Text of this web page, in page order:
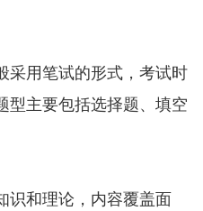
采用笔试的形式，考试时
型主要包括选择题、填空
识和理论，内容覆盖面